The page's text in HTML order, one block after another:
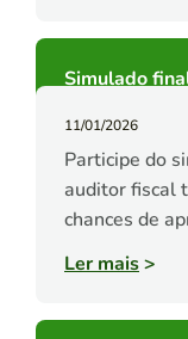
Simulado
11/01/2026
Participe do
auditor fiscal
chances de
Ler mais>